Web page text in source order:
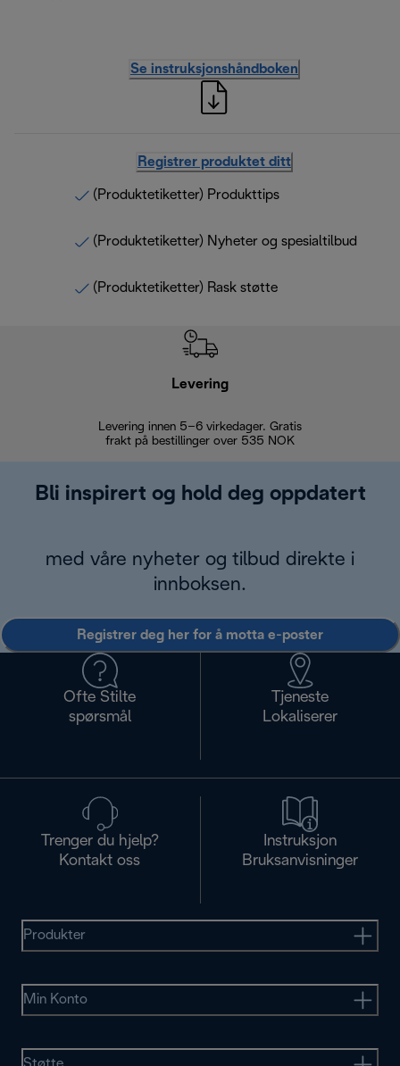
Se instruksjonshåndboken
Registrer produktet ditt
(Produktetiketter) Produkttips
(Produktetiketter) Nyheter og spesialtilbud
(Produktetiketter) Rask støtte
Levering
Levering innen 5–6 virkedager. Gratis
frakt på bestillinger over 535 NOK
Bli inspirert og hold deg oppdatert
med våre nyheter og tilbud direkte i
innboksen.
Registrer deg her for å motta e-poster
Ofte Stilte
spørsmål
Tjeneste
Lokaliserer
Trenger du hjelp?
Kontakt oss
Instruksjon
Bruksanvisninger
Produkter
Min Konto